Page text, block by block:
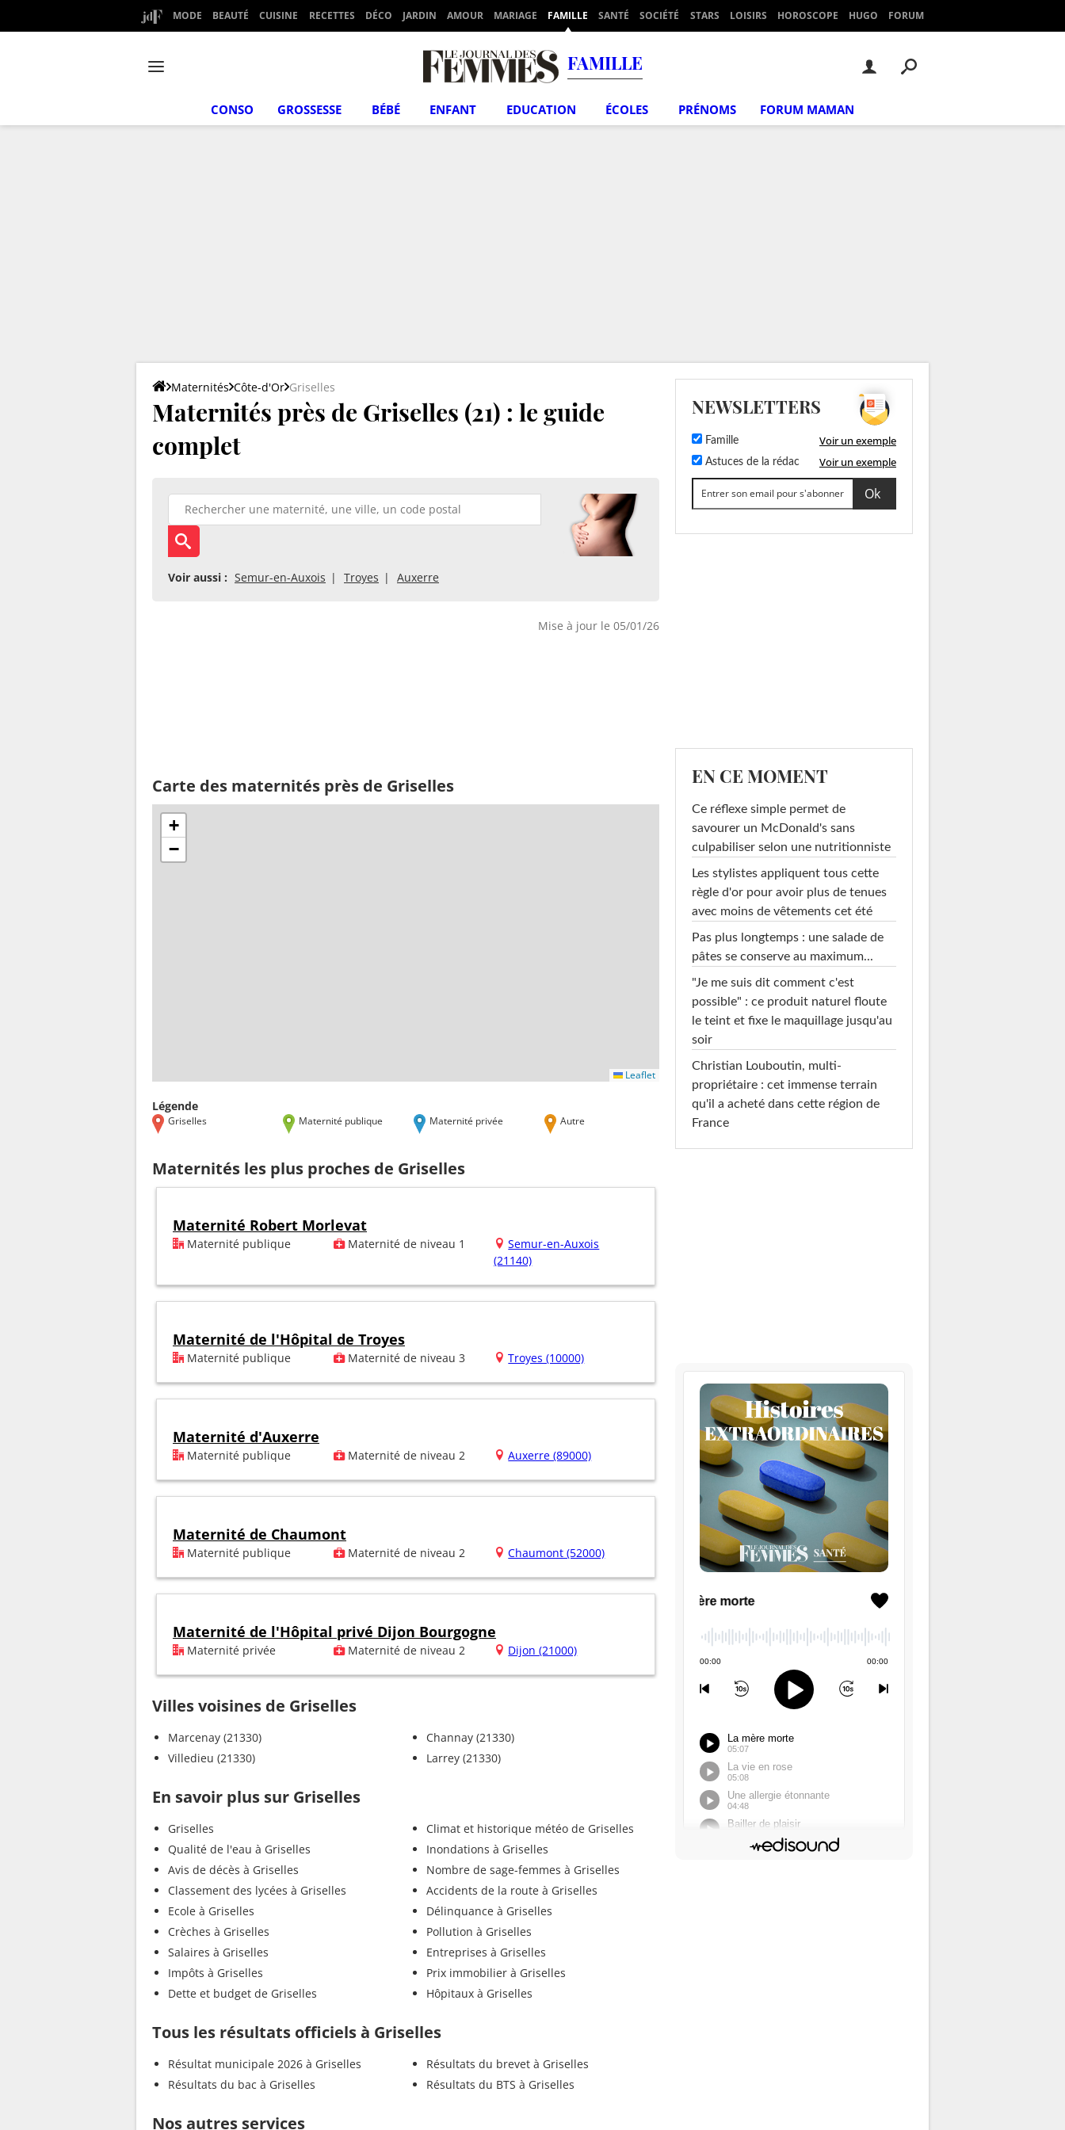
MODE BEAUTÉ CUISINE RECETTES DÉCO JARDIN AMOUR MARIAGE FAMILLE SANTÉ SOCIÉTÉ STARS LOISIRS HOROSCOPE HUGO FORUM
FAMILLE
CONSO GROSSESSE BÉBÉ ENFANT EDUCATION ÉCOLES PRÉNOMS FORUM MAMAN
Maternités Côte-d'Or Griselles
Maternités près de Griselles (21) : le guide
complet
Voir aussi : Semur-en-Auxois Troyes Auxerre
Mise à jour le 05/01/26
Carte des maternités près de Griselles
+
−
Leaflet
Légende
Griselles Maternité publique Maternité privée Autre
Maternités les plus proches de Griselles
Maternité Robert Morlevat
Maternité publique Maternité de niveau 1
Semur-en-Auxois
(21140)
Maternité de l'Hôpital de Troyes
Maternité publique Maternité de niveau 3 Troyes (10000)
Maternité d'Auxerre
Maternité publique Maternité de niveau 2 Auxerre (89000)
Maternité de Chaumont
Maternité publique Maternité de niveau 2 Chaumont (52000)
Maternité de l'Hôpital privé Dijon Bourgogne
Maternité privée Maternité de niveau 2 Dijon (21000)
Villes voisines de Griselles
Marcenay (21330)
Villedieu (21330)
Channay (21330)
Larrey (21330)
En savoir plus sur Griselles
Griselles
Qualité de l'eau à Griselles
Avis de décès à Griselles
Classement des lycées à Griselles
Ecole à Griselles
Crèches à Griselles
Salaires à Griselles
Impôts à Griselles
Dette et budget de Griselles
Climat et historique météo de Griselles
Inondations à Griselles
Nombre de sage-femmes à Griselles
Accidents de la route à Griselles
Délinquance à Griselles
Pollution à Griselles
Entreprises à Griselles
Prix immobilier à Griselles
Hôpitaux à Griselles
Tous les résultats officiels à Griselles
Résultat municipale 2026 à Griselles
Résultats du bac à Griselles
Résultats du brevet à Griselles
Résultats du BTS à Griselles
Nos autres services
NEWSLETTERS
Famille Voir un exemple
Astuces de la rédac Voir un exemple
EN CE MOMENT
Ce réflexe simple permet de
savourer un McDonald's sans
culpabiliser selon une nutritionniste
Les stylistes appliquent tous cette
règle d'or pour avoir plus de tenues
avec moins de vêtements cet été
Pas plus longtemps : une salade de
pâtes se conserve au maximum...
"Je me suis dit comment c'est
possible" : ce produit naturel floute
le teint et fixe le maquillage jusqu'au
soir
Christian Louboutin, multi-
propriétaire : cet immense terrain
qu'il a acheté dans cette région de
France